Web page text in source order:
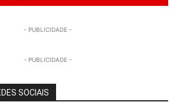
- PUBLICIDADE -
- PUBLICIDADE -
SOCIAIS